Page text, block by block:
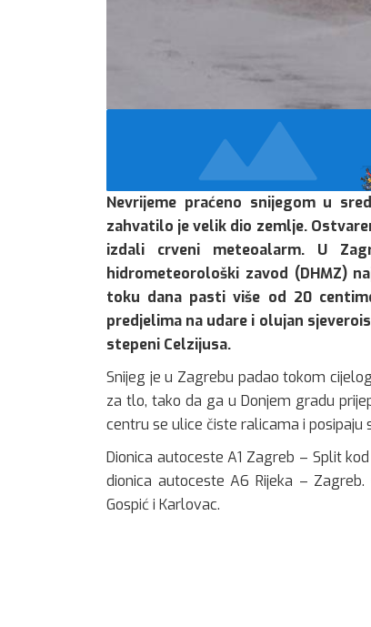
Nevrijeme praćeno snijegom u
zahvatilo je velik dio zemlje.
izdali crveni meteoalarm. U
hidrometeorološki zavod (DHMZ)
toku dana pasti više od 20
predjelima na udare i olujan
stepeni Celzijusa.
Snijeg je u Zagrebu padao tokom
za tlo, tako da ga u Donjem gradu
centru se ulice čiste ralicama i posipaju
Dionica autoceste A1 Zagreb – Split
dionica autoceste A6 Rijeka –
Gospić i Karlovac.